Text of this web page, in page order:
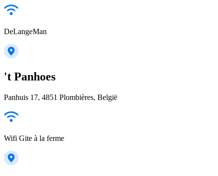
DeLangeMan
't Panhoes
Panhuis 17, 4851 Plombières, België
Wifi Gite à la ferme